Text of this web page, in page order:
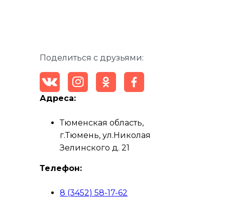
Поделиться с друзьями:
Адреса:
Тюменская область,
г.Тюмень, ул.Николая
Зелинского д. 21
Телефон:
8 (3452) 58-17-62